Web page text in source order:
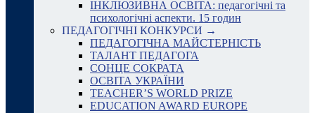
ІНКЛЮЗИВНА ОСВІТА: педагогічні та
психологічні аспекти. 15 годин
ПЕДАГОГІЧНІ КОНКУРСИ →
ПЕДАГОГІЧНА МАЙСТЕРНІСТЬ
ТАЛАНТ ПЕДАГОГА
СОНЦЕ СОКРАТА
ОСВІТА УКРАЇНИ
TEACHER’S WORLD PRIZE
EDUCATION AWARD EUROPE